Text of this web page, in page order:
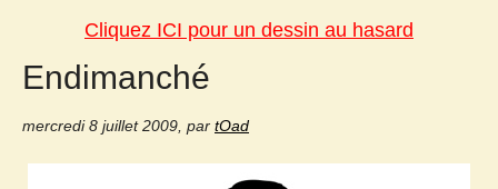
Cliquez ICI pour un dessin au hasard
Endimanché
mercredi 8 juillet 2009, par tOad